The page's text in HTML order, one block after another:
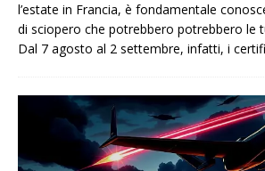
l’estate in Francia, è fondamentale
di sciopero che potrebbero potrebbero le
Dal 7 agosto al 2 settembre, infatti, i